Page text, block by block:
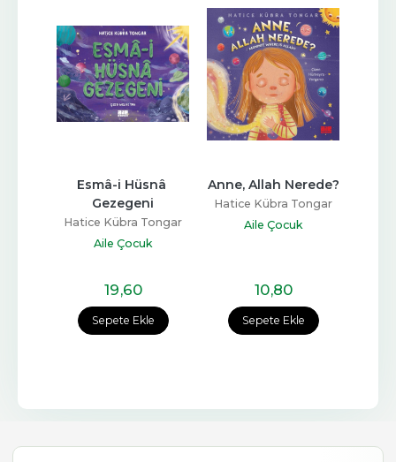
Sepete Ekle
Esmâ-i Hüsnâ
Gezegeni
Hatice Kübra Tongar
Aile Çocuk
19,60
Sepete Ekle
Anne, Allah Nerede?
Hatice Kübra Tongar
Aile Çocuk
10,80